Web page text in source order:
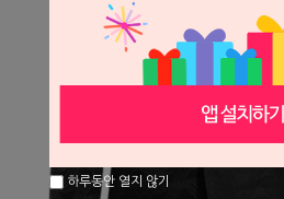
하루동안 열지 않기